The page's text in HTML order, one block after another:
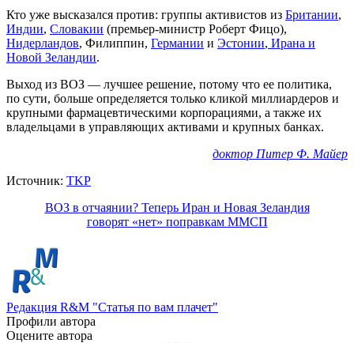
Кто уже высказался против: группы активистов из Британии,
Индии, Словакии (премьер-министр Роберт Фицо),
Нидерландов, Филиппин, Германии и Эстонии, Ирана и
Новой Зеландии.
Выход из ВОЗ — лучшее решение, потому что ее политика,
по сути, больше определяется только кликой миллиардеров и
крупными фармацевтическими корпорациями, а также их
владельцами в управляющих активами и крупных банках.
доктор Питер Ф. Майер
Источник: TKP
ВОЗ в отчаянии? Теперь Иран и Новая Зеландия
говорят «нет» поправкам ММСП
Редакция R&M "Статья по вам плачет"
Профили автора
Оцените автора